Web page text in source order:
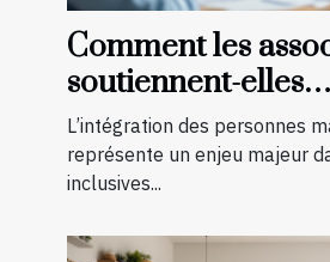
Comment les
soutiennent-elles
l'intégration des
malentendants ?
L’intégration des personnes
représente un enjeu majeur
inclusives...